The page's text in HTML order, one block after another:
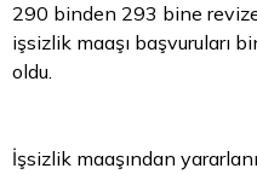
290 binden 293 bine
işsizlik maaşı başvuruları
oldu.
İşsizlik maaşından